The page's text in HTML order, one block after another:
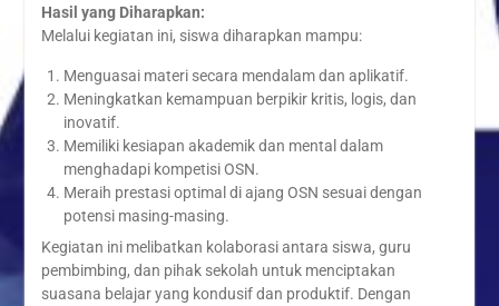
Hasil yang Diharapkan:
Melalui kegiatan ini, siswa diharapkan mampu:
Menguasai materi secara mendalam dan aplikatif.
Meningkatkan kemampuan berpikir kritis, logis, dan
inovatif.
Memiliki kesiapan akademik dan mental dalam
menghadapi kompetisi OSN.
Meraih prestasi optimal di ajang OSN sesuai dengan
potensi masing-masing.
Kegiatan ini melibatkan kolaborasi antara siswa, guru
pembimbing, dan pihak sekolah untuk menciptakan
suasana belajar yang kondusif dan produktif. Dengan